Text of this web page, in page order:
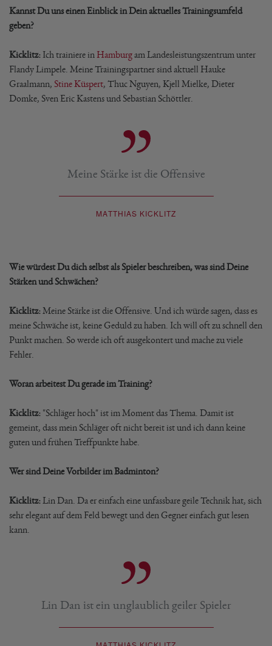
Kannst Du uns einen Einblick in Dein aktuelles Trainingsumfeld
geben?
Kicklitz: Ich trainiere in Hamburgam Landesleistungszentrum unter
Flandy Limpele. Meine Trainingspartner sind aktuell Hauke
Graalmann, Stine Küspert, Thuc Nguyen, Kjell Mielke, Dieter
Domke, Sven Eric Kastens und Sebastian Schöttler.
Meine Stärke ist die Offensive
MATTHIAS KICKLITZ
Wie würdest Du dich selbst als Spieler beschreiben, was sind Deine
Stärken und Schwächen?
Kicklitz: Meine Stärke ist die Offensive. Und ich würde sagen, dass es
meine Schwäche ist, keine Geduld zu haben. Ich will oft zu schnell den
Punkt machen. So werde ich oft ausgekontert und mache zu viele
Fehler.
Woran arbeitest Du gerade im Training?
Kicklitz: "Schläger hoch" ist im Moment das Thema. Damit ist
gemeint, dass mein Schläger oft nicht bereit ist und ich dann keine
guten und frühen Treffpunkte habe.
Wer sind Deine Vorbilder im Badminton?
Kicklitz: Lin Dan. Da er einfach eine unfassbare geile Technik hat, sich
sehr elegant auf dem Feld bewegt und den Gegner einfach gut lesen
kann.
Lin Dan ist ein unglaublich geiler Spieler